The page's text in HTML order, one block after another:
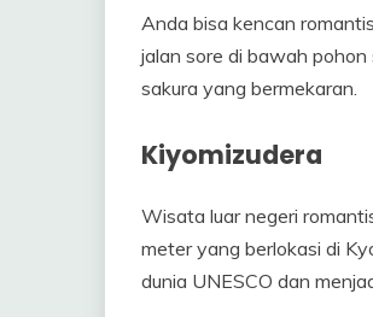
Anda bisa kencan
jalan sore di bawah
sakura yang bermekaran.
Kiyomizudera
Wisata luar negeri
meter yang berlokasi di
dunia UNESCO dan